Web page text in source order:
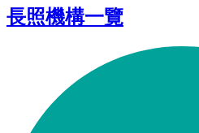
長照機構一覽